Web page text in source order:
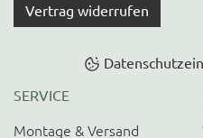
Vertrag widerrufen
SERVICE
Montage & Versand